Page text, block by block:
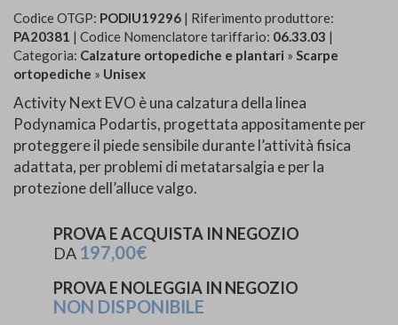
Codice OTGP: PODIU19296 | Riferimento produttore:
PA20381 | Codice Nomenclatore tariffario: 06.33.03 |
Categoria: Calzature ortopediche e plantari » Scarpe
ortopediche » Unisex
Activity Next EVO è una calzatura della linea
Podynamica Podartis, progettata appositamente per
proteggere il piede sensibile durante l’attività fisica
adattata, per problemi di metatarsalgia e per la
protezione dell’alluce valgo.
PROVA E ACQUISTA IN NEGOZIO
DA 197,00€
PROVA E NOLEGGIA IN NEGOZIO
NON DISPONIBILE